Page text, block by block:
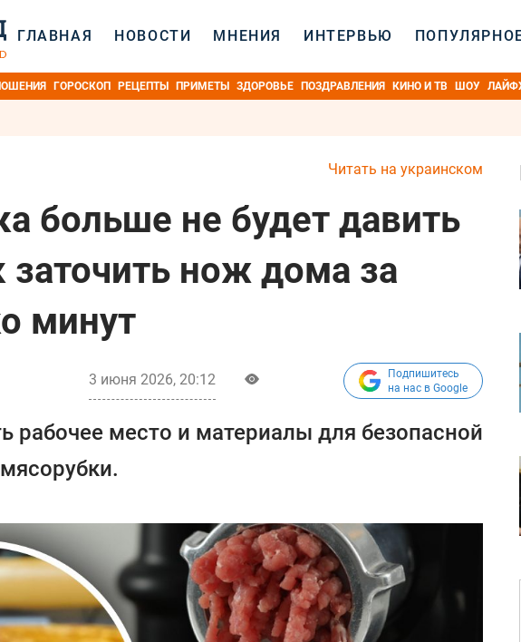
ГЛАВНАЯ НОВОСТИ МНЕНИЯ ИНТЕРВЬЮ
ГОРОСКОП РЕЦЕПТЫ ПРИМЕТЫ ЗДОРОВЬЕ ПОЗДРАВЛЕНИЯ КИНО И ТВ ШОУ
Читать на украинском
больше не будет давить
заточить нож дома за
минут
3 июня 2026, 20:12
Подпишитесь
на нас в Google
рабочее место и материалы для безопасной